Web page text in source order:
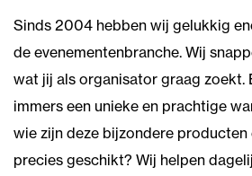
Sinds 2004 hebben wij gelukkig
de evenementenbranche. Wij
wat jij als organisator graag zoekt.
immers een unieke en prachtige
wie zijn deze bijzondere producten
precies geschikt? Wij helpen